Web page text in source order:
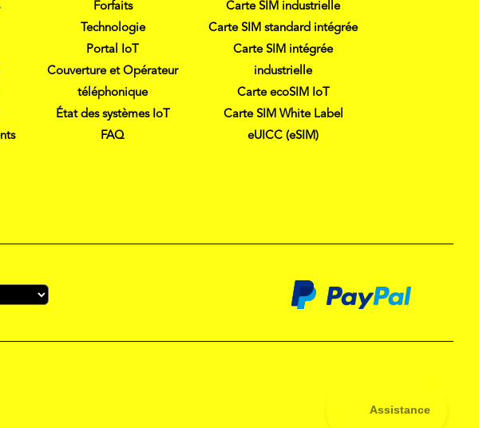
Forfaits
Technologie
Portal IoT
Couverture et Opérateur
téléphonique
État des systèmes IoT
FAQ
Carte SIM industrielle
Carte SIM standard intégrée
Carte SIM intégrée
industrielle
Carte ecoSIM IoT
Carte SIM White Label
eUICC (eSIM)